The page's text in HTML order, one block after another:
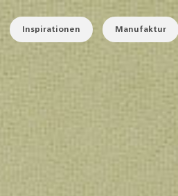
Inspirationen Manufaktur